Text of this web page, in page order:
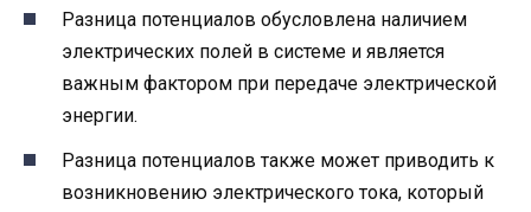
Разница потенциалов обусловлена наличием
электрических полей в системе и является
важным фактором при передаче электрической
энергии.
Разница потенциалов также может приводить к
возникновению электрического тока, который